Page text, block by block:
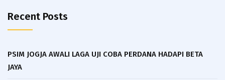
Recent Posts
PSIM JOGJA AWALI LAGA UJI COBA PERDANA HADAPI BETA
JAYA